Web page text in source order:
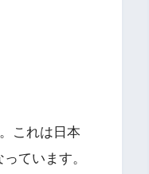
これは日本
ています。